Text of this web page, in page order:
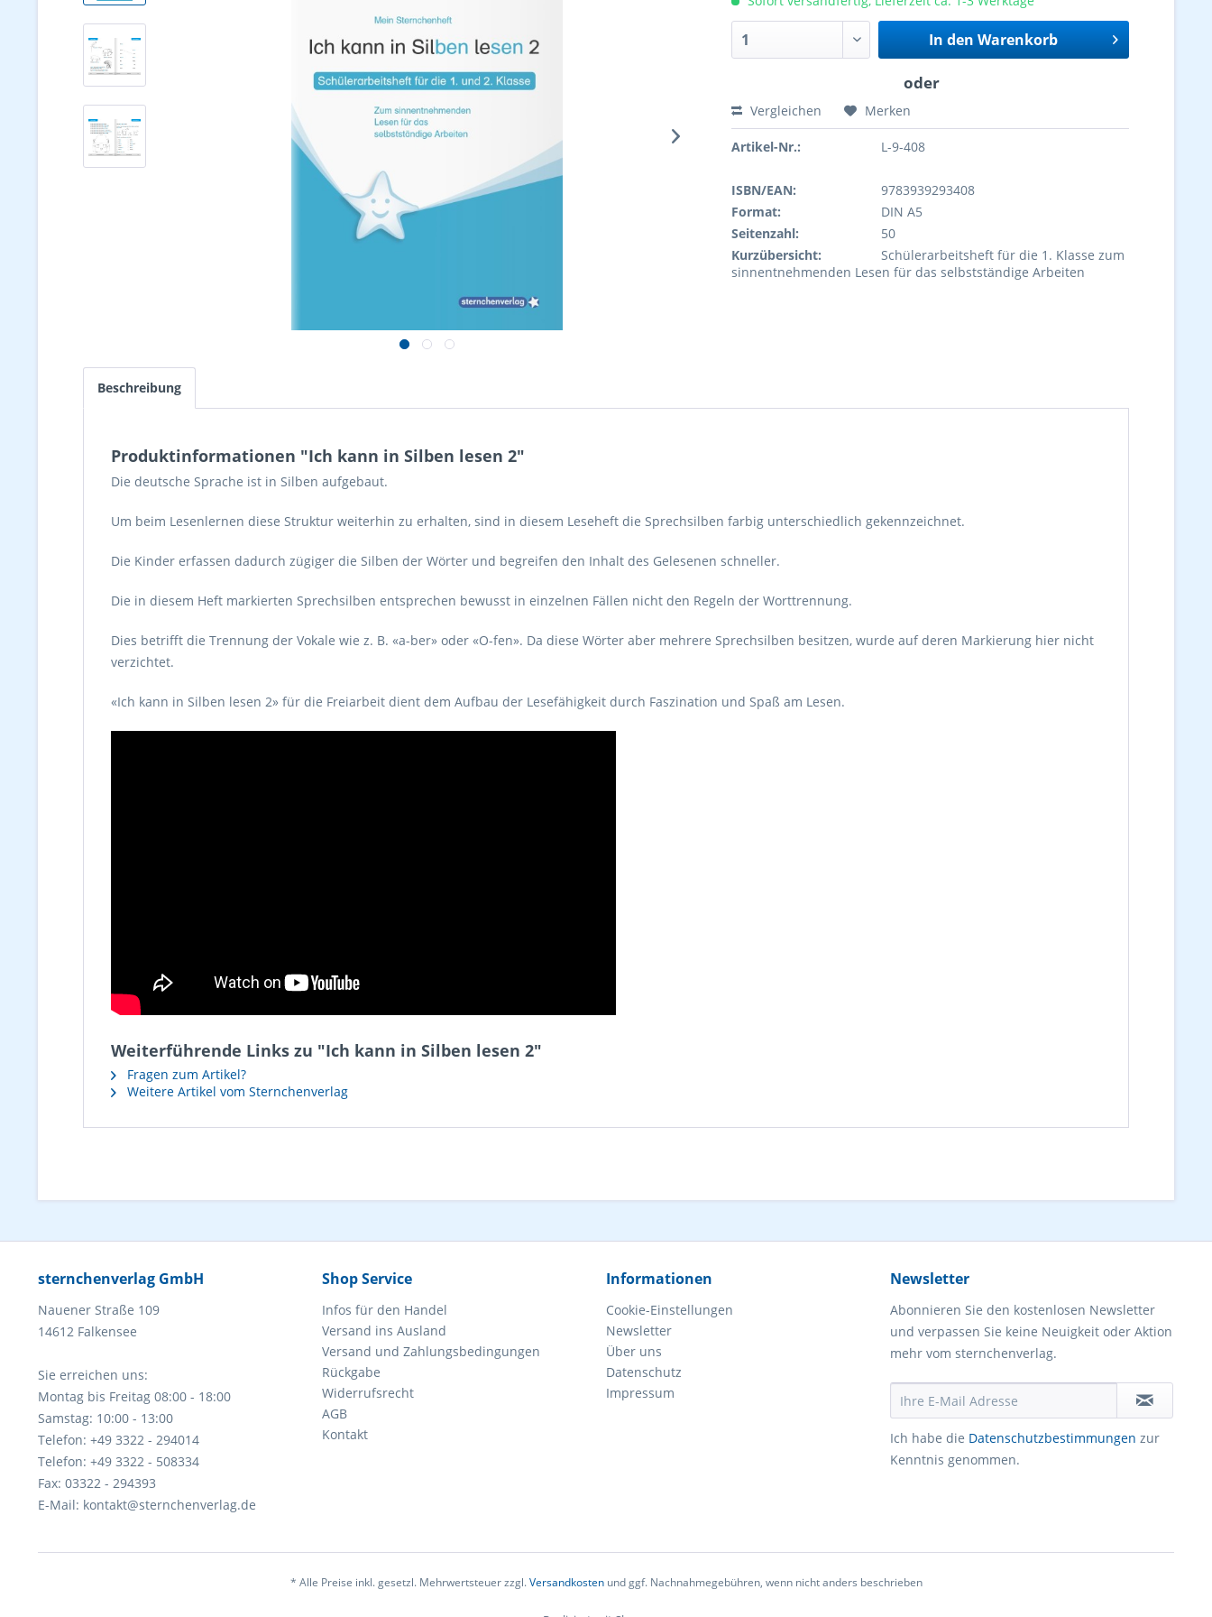
In den Warenkorb
Vergleichen Merken
Artikel-Nr.: L-9-408
ISBN/EAN:
9783939293408
Format:
DIN A5
Seitenzahl:
50
Kurzübersicht:
Schülerarbeitsheft für die 1. Klasse zum
sinnentnehmenden Lesen für das selbstständige Arbeiten
Beschreibung
Produktinformationen "Ich kann in Silben lesen 2"
Die deutsche Sprache ist in Silben aufgebaut.
Um beim Lesenlernen diese Struktur weiterhin zu erhalten, sind in diesem Leseheft die Sprechsilben farbig unterschiedlich gekennzeichnet.
Die Kinder erfassen dadurch zügiger die Silben der Wörter und begreifen den Inhalt des Gelesenen schneller.
Die in diesem Heft markierten Sprechsilben entsprechen bewusst in einzelnen Fällen nicht den Regeln der Worttrennung.
Dies betrifft die Trennung der Vokale wie z. B. «a-ber» oder «O-fen». Da diese Wörter aber mehrere Sprechsilben besitzen, wurde auf deren Markierung hier nicht
verzichtet.
«Ich kann in Silben lesen 2» für die Freiarbeit dient dem Aufbau der Lesefähigkeit durch Faszination und Spaß am Lesen.
Weiterführende Links zu "Ich kann in Silben lesen 2"
Fragen zum Artikel?
Weitere Artikel vom Sternchenverlag
sternchenverlag GmbH
Nauener Straße 109
14612 Falkensee
Sie erreichen uns:
Montag bis Freitag 08:00 - 18:00
Samstag: 10:00 - 13:00
Telefon: +49 3322 - 294014
Telefon: +49 3322 - 508334
Fax: 03322 - 294393
E-Mail: kontakt@sternchenverlag.de
Shop Service
Infos für den Handel
Versand ins Ausland
Versand und Zahlungsbedingungen
Rückgabe
Widerrufsrecht
AGB
Kontakt
Informationen
Cookie-Einstellungen
Newsletter
Über uns
Datenschutz
Impressum
Newsletter
Abonnieren Sie den kostenlosen Newsletter
und verpassen Sie keine Neuigkeit oder Aktion
mehr vom sternchenverlag.
Ich habe die Datenschutzbestimmungen zur
Kenntnis genommen.
* Alle Preise inkl. gesetzl. Mehrwertsteuer zzgl.Versandkostenund ggf. Nachnahmegebühren, wenn nicht anders beschrieben